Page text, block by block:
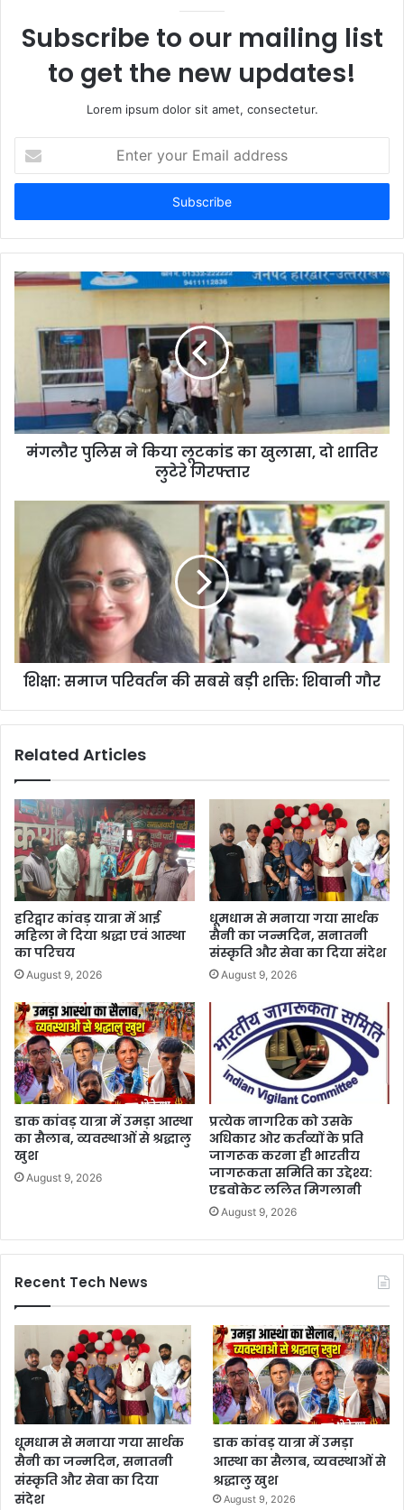
Subscribe to our mailing list
to get the new updates!
Lorem ipsum dolor sit amet, consectetur.
your
Email
मंगलौर पुलिस ने किया लूटकांड का खुलासा, दो शातिर
लुटेरे गिरफ्तार
शिक्षा: समाज परिवर्तन की सबसे बड़ी शक्ति: शिवानी गौर
Related Articles
हरिद्वार कांवड़ यात्रा में आई
महिला ने दिया श्रद्धा एवं आस्था
का परिचय
August 9, 2026
धूमधाम से मनाया गया सार्थक
सैनी का जन्मदिन, सनातनी
संस्कृति और सेवा का दिया संदेश
August 9, 2026
डाक कांवड़ यात्रा में उमड़ा आस्था
का सैलाब, व्यवस्थाओं से श्रद्धालु
खुश
August 9, 2026
प्रत्येक नागरिक को उसके
अधिकार ओर कर्तव्यों के प्रति
जागरूक करना ही भारतीय
जागरूकता समिति का उद्देश्य:
एडवोकेट ललित मिगलानी
August 9, 2026
Recent Tech News
धूमधाम से मनाया गया सार्थक
सैनी का जन्मदिन, सनातनी
संस्कृति और सेवा का दिया
संदेश
डाक कांवड़ यात्रा में उमड़ा
आस्था का सैलाब, व्यवस्थाओं से
श्रद्धालु खुश
August 9, 2026